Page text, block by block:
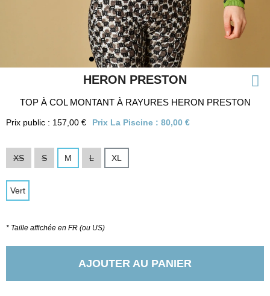
HERON PRESTON
TOP À COL MONTANT À RAYURES HERON PRESTON
Prix public : 157,00 € Prix La Piscine : 80,00 €
XS S M L XL
Vert
* Taille affichée en FR (ou US)
AJOUTER AU PANIER